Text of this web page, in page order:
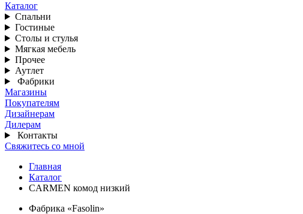
Каталог
Спальни
Гостиные
Столы и стулья
Мягкая мебель
Прочее
Аутлет
Фабрики
Магазины
Покупателям
Дизайнерам
Дилерам
Контакты
Свяжитесь со мной
Главная
Каталог
CARMEN комод низкий
Фабрика «Fasolin»